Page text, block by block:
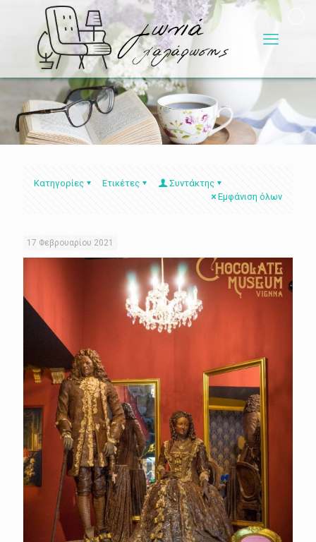
Κατηγορίες Ετικέτες
Συντάκτης
Εμφάνιση όλων
17 Φεβρουαρίου 2021